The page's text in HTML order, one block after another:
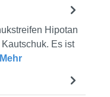
Hipotan
Es ist
Mehr